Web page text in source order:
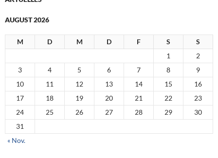
AUGUST 2026
M D M D F S
S
1
2
3
4 5 6 7 8
9
10
11 12 13 14 15
16
17
18 19 20 21 22
23
24
25 26 27 28 29
30
31
« Nov.